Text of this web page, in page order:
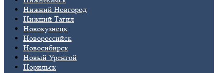
Нижний Новгород
Нижний Тагил
Новокузнецк
Новороссийск
Новосибирск
Новый Уренгой
Норильск